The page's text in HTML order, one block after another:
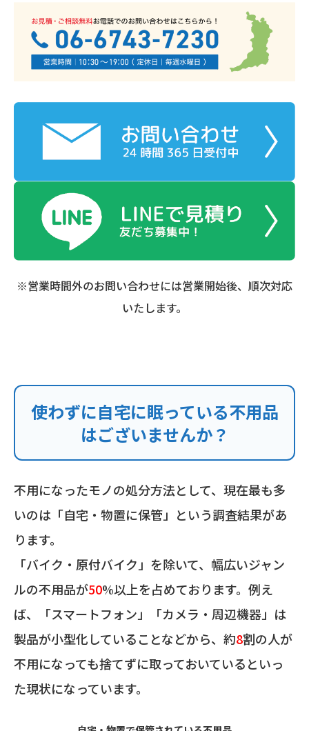
※営業時間外のお問い合わせには営業開始後、順次対応
いたします。
使わずに自宅に眠っている不用品
はございませんか？
不用になったモノの処分方法として、現在最も多
いのは「自宅・物置に保管」という調査結果があ
ります。
「バイク・原付バイク」を除いて、幅広いジャン
ルの不用品が50%以上を占めております。例え
ば、「スマートフォン」「カメラ・周辺機器」は
製品が小型化していることなどから、約8割の人が
不用になっても捨てずに取っておいているといっ
た現状になっています。